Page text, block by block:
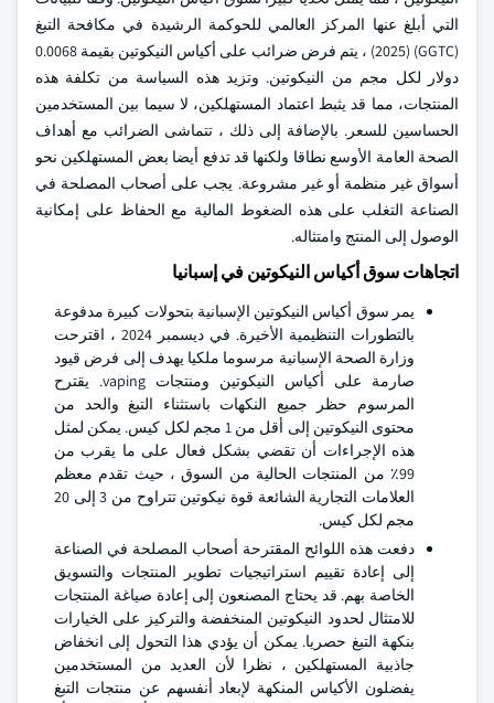
التي أبلغ عنها المركز العالمي للحوكمة الرشيدة في مكافحة التبغ
(GGTC) (2025) ، يتم فرض ضرائب على أكياس النيكوتين بقيمة 0.0068
دولار لكل مجم من النيكوتين. وتزيد هذه السياسة من تكلفة هذه
المنتجات، مما قد يثبط اعتماد المستهلكين، لا سيما بين المستخدمين
الحساسين للسعر. بالإضافة إلى ذلك ، تتماشى الضرائب مع أهداف
الصحة العامة الأوسع نطاقا ولكنها قد تدفع أيضا بعض المستهلكين نحو
أسواق غير منظمة أو غير مشروعة. يجب على أصحاب المصلحة في
الصناعة التغلب على هذه الضغوط المالية مع الحفاظ على إمكانية
الوصول إلى المنتج وامتثاله.
اتجاهات سوق أكياس النيكوتين في إسبانيا
يمر سوق أكياس النيكوتين الإسبانية بتحولات كبيرة مدفوعة
بالتطورات التنظيمية الأخيرة. في ديسمبر 2024 ، اقترحت
وزارة الصحة الإسبانية مرسوما ملكيا يهدف إلى فرض قيود
صارمة على أكياس النيكوتين ومنتجات vaping. يقترح
المرسوم حظر جميع النكهات باستثناء التبغ والحد من
محتوى النيكوتين إلى أقل من 1 مجم لكل كيس. يمكن لمثل
هذه الإجراءات أن تقضي بشكل فعال على ما يقرب من
99٪ من المنتجات الحالية من السوق ، حيث تقدم معظم
العلامات التجارية الشائعة قوة نيكوتين تتراوح من 3 إلى 20
مجم لكل كيس.
دفعت هذه اللوائح المقترحة أصحاب المصلحة في الصناعة
إلى إعادة تقييم استراتيجيات تطوير المنتجات والتسويق
الخاصة بهم. قد يحتاج المصنعون إلى إعادة صياغة المنتجات
للامتثال لحدود النيكوتين المنخفضة والتركيز على الخيارات
بنكهة التبغ حصريا. يمكن أن يؤدي هذا التحول إلى انخفاض
جاذبية المستهلكين ، نظرا لأن العديد من المستخدمين
يفضلون الأكياس المنكهة لإبعاد أنفسهم عن منتجات التبغ